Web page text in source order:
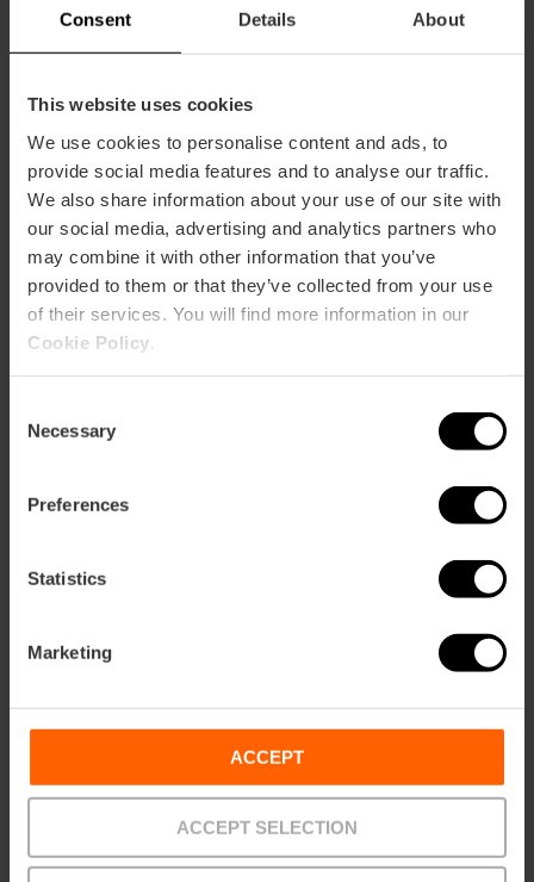
Consent Details About
This website uses cookies
We use cookies to personalise content and ads, to
provide social media features and to analyse our traffic.
We also share information about your use of our site with
our social media, advertising and analytics partners who
may combine it with other information that you’ve
provided to them or that they’ve collected from your use
of their services. You will find more information in our
Cookie Policy
Selection
Necessary
Preferences
Statistics
Marketing
ACCEPT
ACCEPT SELECTION
Reisbureau
Markt
Voedselwinkel
Kledingwinkel
Souvenirwinkel
vrije tijd
Bioscoop
Disco
Terrasbar
Musea en monumenten
Stad van de Kunsten en Wetenschappen
Monument